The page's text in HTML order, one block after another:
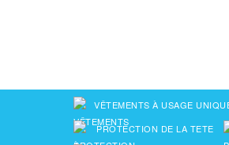
VÊTEMENTS À USAGE
PROTECTION DE LA TETE